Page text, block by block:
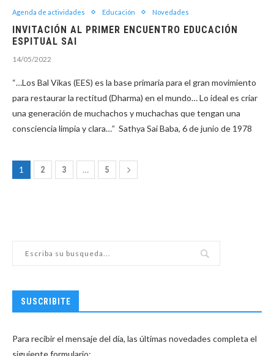
Agenda de actividades Educación Novedades
INVITACIÓN AL PRIMER ENCUENTRO EDUCACIÓN
ESPITUAL SAI
14/05/2022
“…Los Bal Vikas (EES) es la base primaria para el gran movimiento
para restaurar la rectitud (Dharma) en el mundo… Lo ideal es criar
una generación de muchachos y muchachas que tengan una
consciencia limpia y clara…” Sathya Sai Baba, 6 de junio de 1978
1 2 3 … 5
SUSCRIBITE
Para recibir el mensaje del día, las últimas novedades completa el
siguiente formulario: